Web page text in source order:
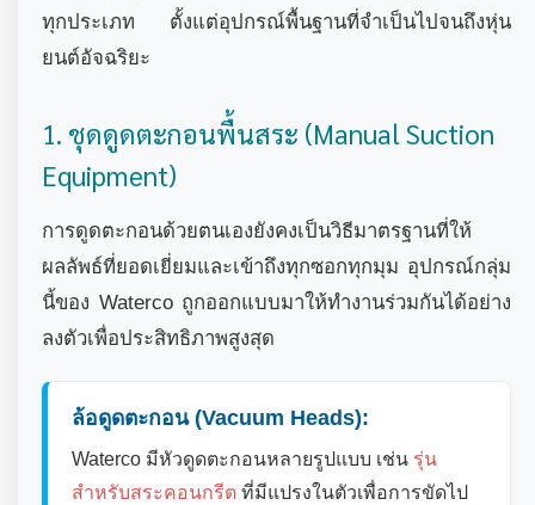
ทุกประเภท ตั้งแต่อุปกรณ์พื้นฐานที่จำเป็นไปจนถึงหุ่น
ยนต์อัจฉริยะ
1. ชุดดูดตะกอนพื้นสระ (Manual Suction
Equipment)
การดูดตะกอนด้วยตนเองยังคงเป็นวิธีมาตรฐานที่ให้
ผลลัพธ์ที่ยอดเยี่ยมและเข้าถึงทุกซอกทุกมุม อุปกรณ์กลุ่ม
นี้ของ Waterco ถูกออกแบบมาให้ทำงานร่วมกันได้อย่าง
ลงตัวเพื่อประสิทธิภาพสูงสุด
ล้อดูดตะกอน (Vacuum Heads):
Waterco มีหัวดูดตะกอนหลายรูปแบบ เช่น รุ่น
สำหรับสระคอนกรีต ที่มีแปรงในตัวเพื่อการขัดไป